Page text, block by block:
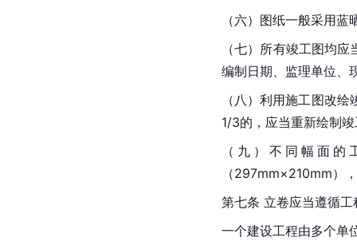
（六）图纸一般采用
（七）所有竣工图均
编制日期、监理单位、
（八）利用施工图改
1/3的，应当重新绘制
（九）不同幅面
（297mm×210mm）
第七条 立卷应当遵循
一个建设工程由多个单